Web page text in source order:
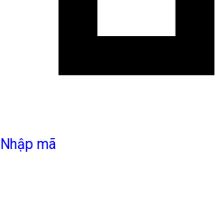
Nhập mã